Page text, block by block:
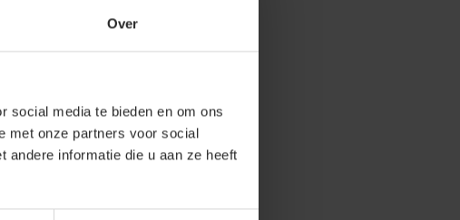
Over
social media te bieden en om ons
met onze partners voor social
andere informatie die u aan ze heeft